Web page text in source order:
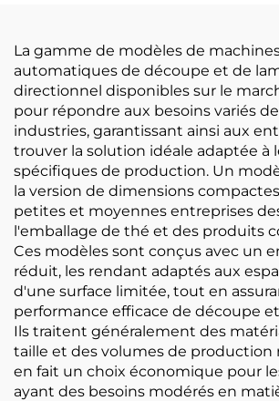
La gamme de modèles de
automatiques de découpe et de
directionnel disponibles sur le
pour répondre aux besoins variés
industries, garantissant ainsi aux
trouver la solution idéale adaptée à
spécifiques de production. Un
la version de dimensions
petites et moyennes entreprises
l'emballage de thé et des produits
Ces modèles sont conçus avec un
réduit, les rendant adaptés aux
d'une surface limitée, tout en
performance efficace de découpe
Ils traitent généralement des
taille et des volumes de production
en fait un choix économique pour
ayant des besoins modérés en